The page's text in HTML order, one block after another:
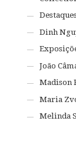
Dinh
João
Madison
Maria
Melinda